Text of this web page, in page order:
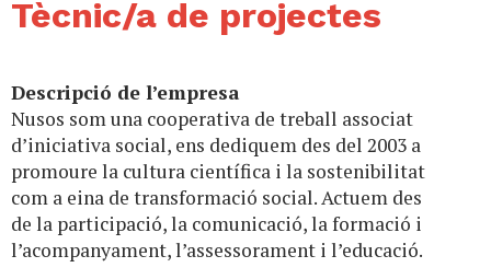
Tècnic/a de projectes
Descripció de l’empresa
Nusos som una cooperativa de treball associat
d’iniciativa social, ens dediquem des del 2003 a
promoure la cultura científica i la sostenibilitat
com a eina de transformació social. Actuem des
de la participació, la comunicació, la formació i
l’acompanyament, l’assessorament i l’educació.